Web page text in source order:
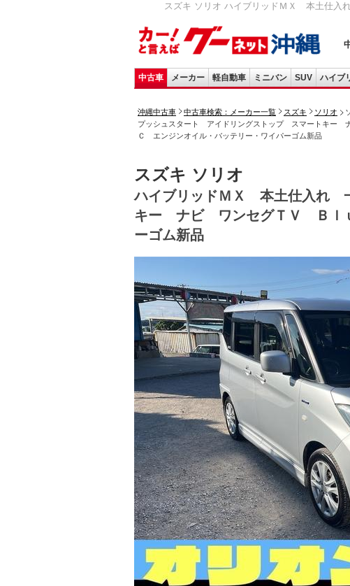
スズキ ソリオ ハイブリッドＭＸ 本土仕
中古車 メーカー 軽自動車 ミニバン SUV ハイブ
沖縄中古車 中古車検索：メーカー一覧 スズキ ソリオ
プッシュスタート アイドリングストップ スマートキー
Ｃ エンジンオイル・バッテリー・ワイパーゴム新品
スズキ ソリオ
ハイブリッドＭＸ 本土仕入れ
キー ナビ ワンセグＴＶ Ｂｌ
ーゴム新品